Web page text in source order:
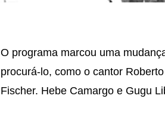
O programa marcou uma
procurá-lo, como o cantor
Fischer. Hebe Camargo e Gugu